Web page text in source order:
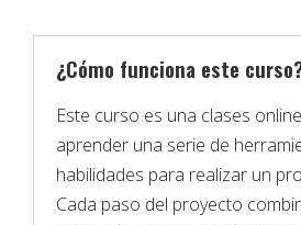
¿Cómo funciona este
Este curso es una clases
aprender una serie de
habilidades para realizar un
Cada paso del proyecto